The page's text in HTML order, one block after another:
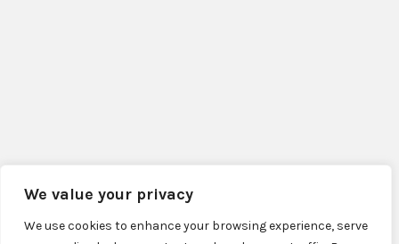
We value your privacy
We use cookies to enhance your browsing experience, serve